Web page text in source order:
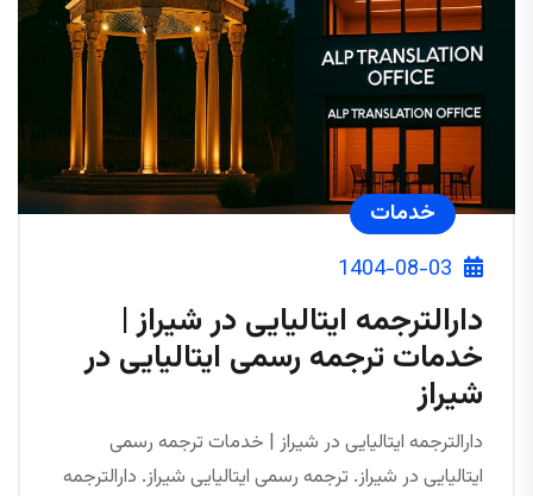
خدمات
1404-08-03
دارالترجمه ایتالیایی در شیراز |
خدمات ترجمه رسمی ایتالیایی در
شیراز
دارالترجمه ایتالیایی در شیراز | خدمات ترجمه رسمی
ایتالیایی در شیراز. ترجمه رسمی ایتالیایی شیراز. دارالترجمه